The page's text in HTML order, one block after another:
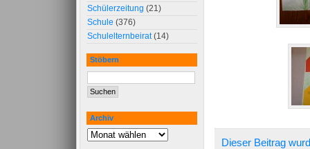
Dieser Beitrag
Schülerzeitung (21)
Schule (376)
Schulelternbeirat(14)
Stöbern
Archiv